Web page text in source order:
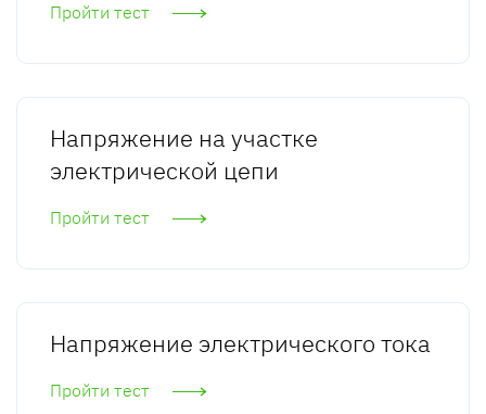
Пройти тест
Напряжение на участке
электрической цепи
Пройти тест
Напряжение электрического тока
Пройти тест